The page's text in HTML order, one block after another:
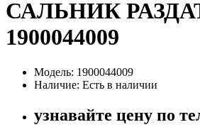
САЛЬНИК
1900044009
Модель: 1900044009
Наличие: Есть в наличии
узнавайте цену по